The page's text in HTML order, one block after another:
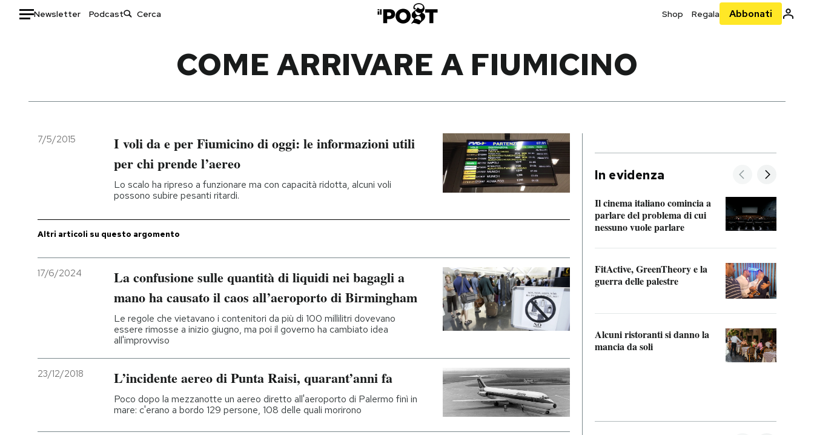
Newsletter Podcast Shop Regala Abbonati
Italia
Politica
Moda
Storie/Idee
Ok Boomer!
Media
I MIEI PREFERITI
COME ARRIVARE A FIUMICINO
7/5/2015
I voli da e per Fiumicino di oggi: le informazioni utili
per chi prende l’aereo
Lo scalo ha ripreso a funzionare ma con capacità ridotta, alcuni voli
possono subire pesanti ritardi.
Altri articoli su questo argomento
17/6/2024
La confusione sulle quantità di liquidi nei bagagli a
mano ha causato il caos all’aeroporto di Birmingham
Le regole che vietavano i contenitori da più di 100 millilitri dovevano
essere rimosse a inizio giugno, ma poi il governo ha cambiato idea
all'improvviso
23/12/2018 L’incidente aereo di Punta Raisi, quarant’anni fa
Poco dopo la mezzanotte un aereo diretto all'aeroporto di Palermo finì in
mare: c'erano a bordo 129 persone, 108 delle quali morirono
In evidenza
Il cinema italiano comincia a
parlare del problema di cui
nessuno vuole parlare
FitActive, GreenTheory e la
guerra delle palestre
Alcuni ristoranti si danno la
mancia da soli